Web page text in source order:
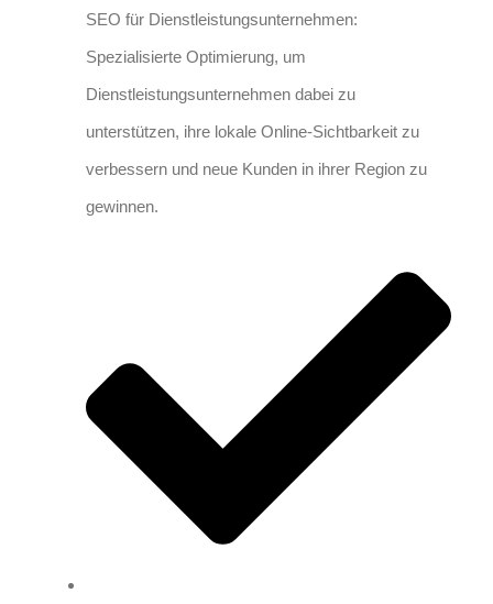
SEO für Dienstleistungsunternehmen:
Spezialisierte Optimierung, um
Dienstleistungsunternehmen dabei zu
unterstützen, ihre lokale Online-Sichtbarkeit zu
verbessern und neue Kunden in ihrer Region zu
gewinnen.